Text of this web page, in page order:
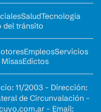
SaludTecnología
del tránsito
EmpleosServicios
Edictos
11/2003 - Dirección:
de Circunvalación -
- Email: